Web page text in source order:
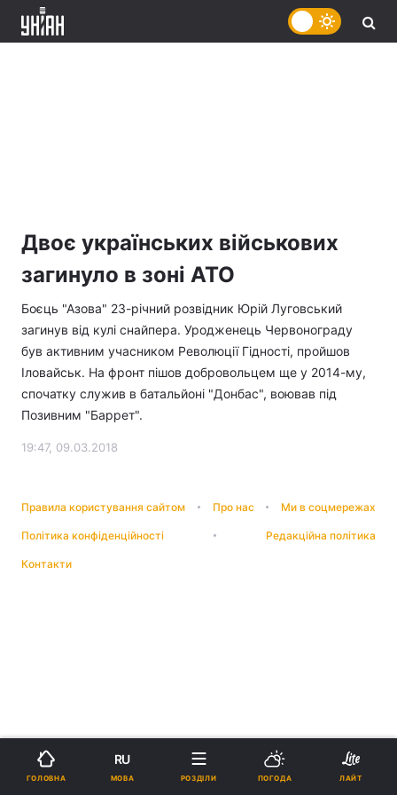
Двоє українських військових
загинуло в зоні АТО
Боєць "Азова" 23-річний розвідник Юрій Луговський
загинув від кулі снайпера. Уродженець Червонограду
був активним учасником Революції Гідності, пройшов
Іловайськ. На фронт пішов добровольцем ще у 2014-му,
спочатку служив в батальйоні "Донбас", воював під
Позивним "Баррет".
19:47, 09.03.2018
Правила користування сайтом Про нас Ми в соцмережах
Політика конфіденційності Редакційна політика
Контакти
ГОЛОВНА
RU
МОВА РОЗДІЛИ ПОГОДА ЛАЙТ